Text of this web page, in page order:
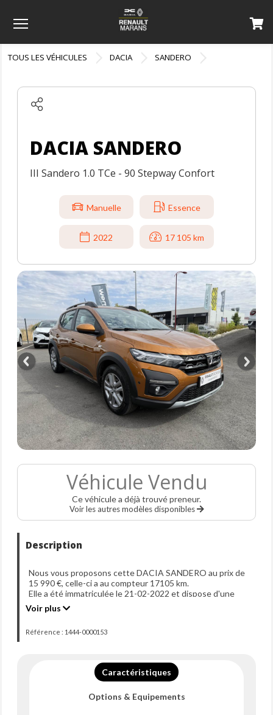
TOUS LES VÉHICULES DACIA SANDERO
DACIA SANDERO
III Sandero 1.0 TCe - 90 Stepway Confort
Manuelle Essence
2022 17 105 km
Véhicule Vendu
Ce véhicule a déjà trouvé preneur.
Voir les autres modèles disponibles
Description
Nous vous proposons cette DACIA SANDERO au prix de
15 990 €, celle-ci a au compteur 17105 km.
Elle a été immatriculée le 21-02-2022 et dispose d'une
puissance de 90ch din.
Voir plus
Référence : 1444-0000153
Caractéristiques
Options & Equipements